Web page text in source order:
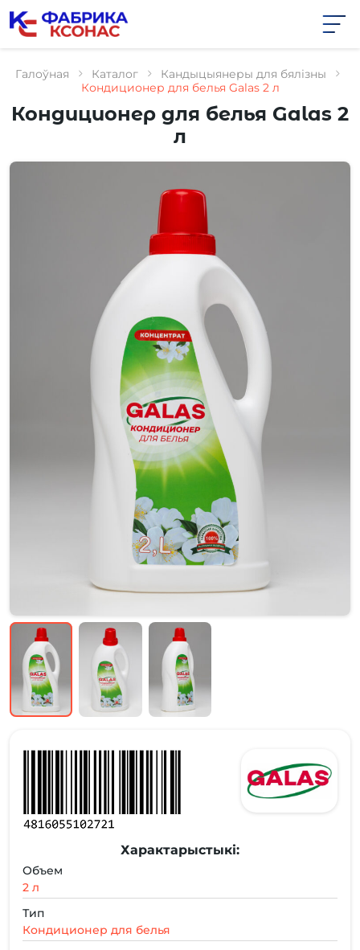
the
Галоўная Каталог
Кандыцыянеры для бялізны
Кондиционер для белья Galas 2 л
Кондиционер для белья Galas 2
л
Характарыстыкі:
Объем
2 л
Тип
Кондиционер для белья